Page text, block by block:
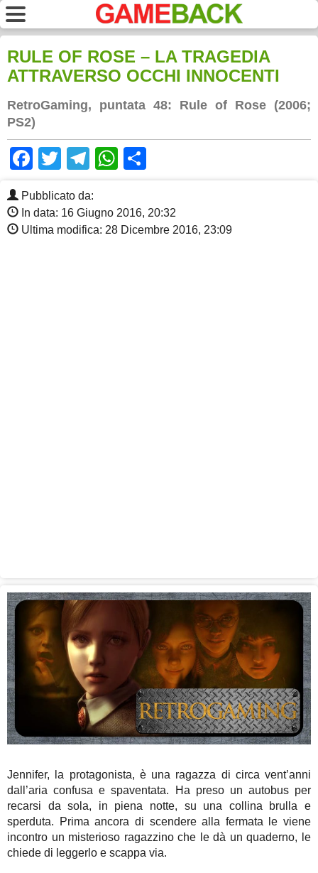
RULE OF ROSE – LA TRAGEDIA
ATTRAVERSO OCCHI INNOCENTI
RetroGaming, puntata 48: Rule of Rose (2006;
PS2)
Facebook
TwitterTelegram
WhatsApp
Pubblicato da:
In data: 16 Giugno 2016, 20:32
Ultima modifica: 28 Dicembre 2016, 23:09
Jennifer, la protagonista, è una ragazza di circa vent’anni
dall’aria confusa e spaventata. Ha preso un autobus per
recarsi da sola, in piena notte, su una collina brulla e
sperduta. Prima ancora di scendere alla fermata le viene
incontro un misterioso ragazzino che le dà un quaderno, le
chiede di leggerlo e scappa via.